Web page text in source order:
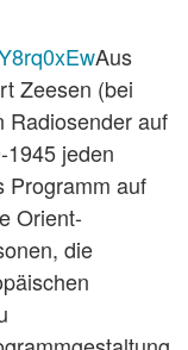
Aus
Zeesen (bei
Radiosender auf
1945 jeden
Programm auf
Orient-
die